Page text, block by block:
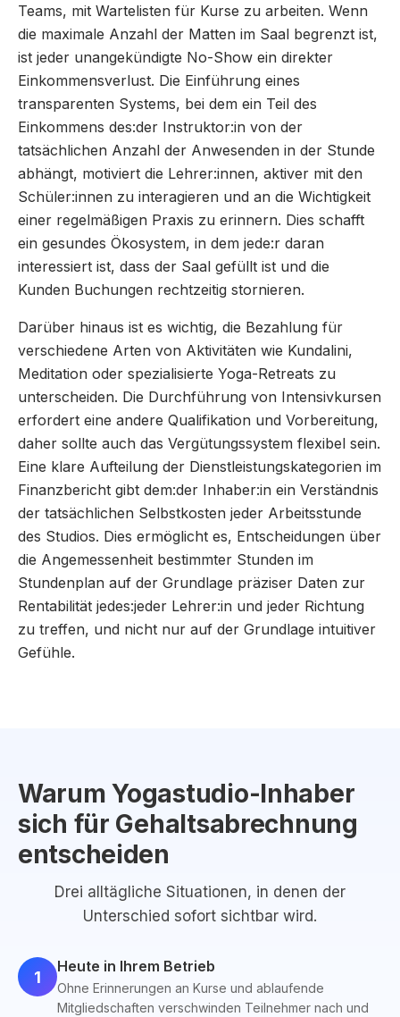
Teams, mit Wartelisten für Kurse zu arbeiten. Wenn
die maximale Anzahl der Matten im Saal begrenzt ist,
ist jeder unangekündigte No-Show ein direkter
Einkommensverlust. Die Einführung eines
transparenten Systems, bei dem ein Teil des
Einkommens des:der Instruktor:in von der
tatsächlichen Anzahl der Anwesenden in der Stunde
abhängt, motiviert die Lehrer:innen, aktiver mit den
Schüler:innen zu interagieren und an die Wichtigkeit
einer regelmäßigen Praxis zu erinnern. Dies schafft
ein gesundes Ökosystem, in dem jede:r daran
interessiert ist, dass der Saal gefüllt ist und die
Kunden Buchungen rechtzeitig stornieren.
Darüber hinaus ist es wichtig, die Bezahlung für
verschiedene Arten von Aktivitäten wie Kundalini,
Meditation oder spezialisierte Yoga-Retreats zu
unterscheiden. Die Durchführung von Intensivkursen
erfordert eine andere Qualifikation und Vorbereitung,
daher sollte auch das Vergütungssystem flexibel sein.
Eine klare Aufteilung der Dienstleistungskategorien im
Finanzbericht gibt dem:der Inhaber:in ein Verständnis
der tatsächlichen Selbstkosten jeder Arbeitsstunde
des Studios. Dies ermöglicht es, Entscheidungen über
die Angemessenheit bestimmter Stunden im
Stundenplan auf der Grundlage präziser Daten zur
Rentabilität jedes:jeder Lehrer:in und jeder Richtung
zu treffen, und nicht nur auf der Grundlage intuitiver
Gefühle.
Warum Yogastudio-Inhaber
sich für Gehaltsabrechnung
entscheiden
Drei alltägliche Situationen, in denen der
Unterschied sofort sichtbar wird.
1
Heute in Ihrem Betrieb
Ohne Erinnerungen an Kurse und ablaufende
Mitgliedschaften verschwinden Teilnehmer nach und